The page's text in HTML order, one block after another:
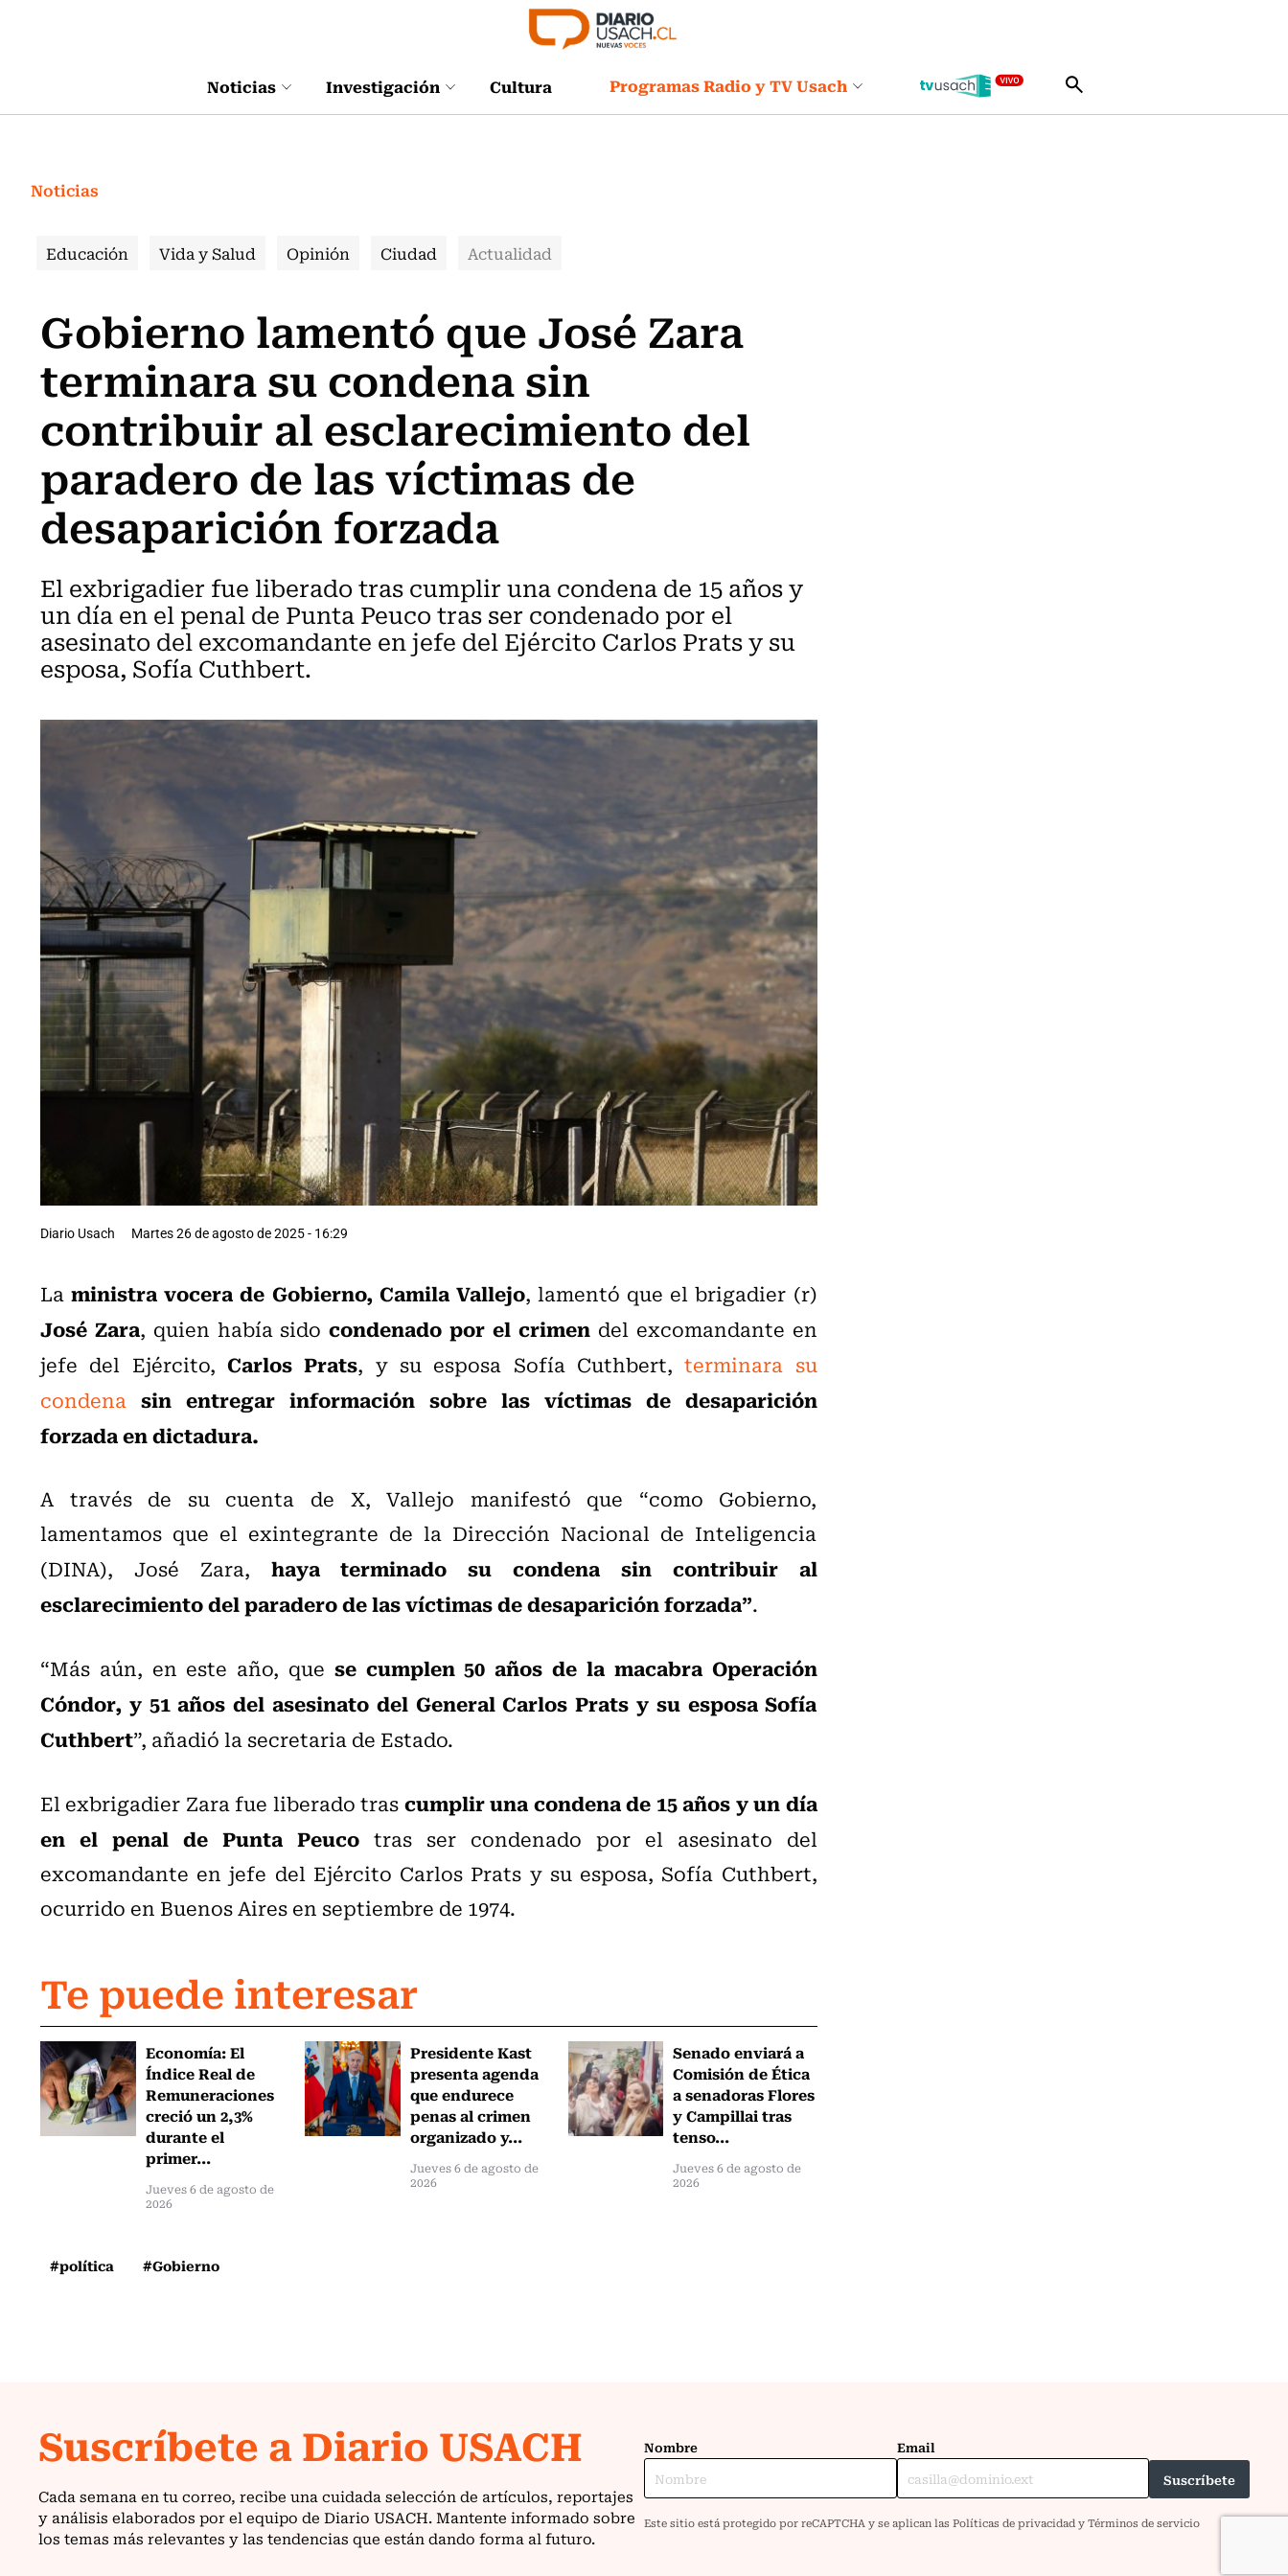
Noticias Investigación Cultura Programas Radio y TV Usach
Noticias
Educación Vida y Salud Opinión Ciudad Actualidad
Gobierno lamentó que José Zara
terminara su condena sin
contribuir al esclarecimiento del
paradero de las víctimas de
desaparición forzada
El exbrigadier fue liberado tras cumplir una condena de 15 años y
un día en el penal de Punta Peuco tras ser condenado por el
asesinato del excomandante en jefe del Ejército Carlos Prats y su
esposa, Sofía Cuthbert.
Diario Usach Martes 26 de agosto de 2025 - 16:29
Laministra vocera de Gobierno, Camila Vallejo, lamentó que el brigadier (r)
José Zara, quien había sidocondenado por el crimendel excomandante en
jefe del Ejército, Carlos Prats, y su esposa Sofía Cuthbert,terminara su
condena sin entregar información sobre las víctimas de desaparición
forzada en dictadura.
A través de su cuenta de X, Vallejo manifestó que “como Gobierno,
lamentamos que el exintegrante de la Dirección Nacional de Inteligencia
(DINA), José Zara, haya terminado su condena sin contribuir al
esclarecimiento del paradero de las víctimas de desaparición forzada”.
“Más aún, en este año, que se cumplen 50 años de la macabra Operación
Cóndor, y 51 años del asesinato del General Carlos Prats y su esposa Sofía
Cuthbert”, añadió la secretaria de Estado.
El exbrigadier Zara fue liberado trascumplir una condena de 15 años y un día
en el penal de Punta Peucotras ser condenado por el asesinato del
excomandante en jefe del Ejército Carlos Prats y su esposa, Sofía Cuthbert,
ocurrido en Buenos Aires en septiembre de 1974.
Te puede interesar
Economía: El
Índice Real de
Remuneraciones
creció un 2,3%
durante el
primer...
Jueves 6 de agosto de
2026
Presidente Kast
presenta agenda
que endurece
penas al crimen
organizado y...
Jueves 6 de agosto de
2026
Senado enviará a
Comisión de Ética
a senadoras Flores
y Campillai tras
tenso...
Jueves 6 de agosto de
2026
#política #Gobierno